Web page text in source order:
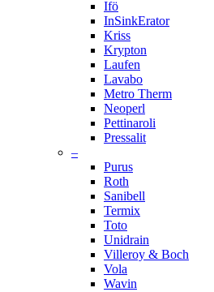
Ifö
InSinkErator
Kriss
Krypton
Laufen
Lavabo
Metro Therm
Neoperl
Pettinaroli
Pressalit
–
Purus
Roth
Sanibell
Termix
Toto
Unidrain
Villeroy & Boch
Vola
Wavin